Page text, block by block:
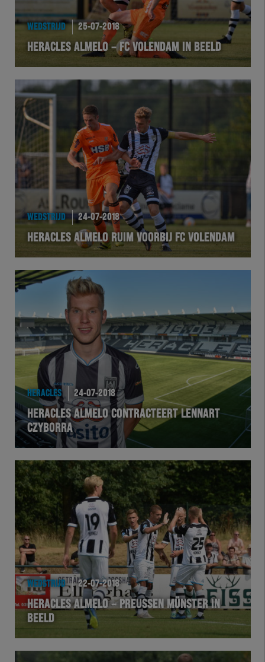
EXCHER
HERTEL
Natuurgras
Wedstrijd
Heracles
BusinessClub
Foundation
Herakids
Team Zwart Wit
Futsal
eSports
Academie
WEDSTRIJD 25-07-2018
HERACLES ALMELO – FC VOLENDAM IN BEELD
WEDSTRIJD 24-07-2018
HERACLES ALMELO RUIM VOORBIJ FC VOLENDAM
HERACLES 24-07-2018
HERACLES ALMELO CONTRACTEERT LENNART
CZYBORRA
WEDSTRIJD 22-07-2018
HERACLES ALMELO – PREUSSEN MÜNSTER IN
BEELD